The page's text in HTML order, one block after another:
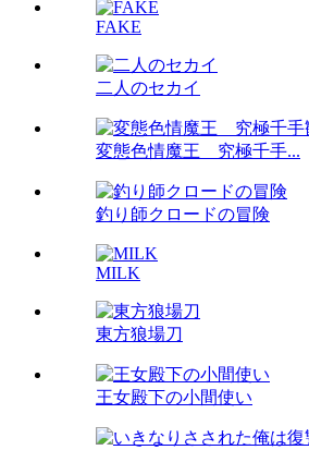
FAKE
二人のセカイ
変態色情魔王 究極千手...
釣り師クロードの冒険
MILK
東方狼場刀
王女殿下の小間使い